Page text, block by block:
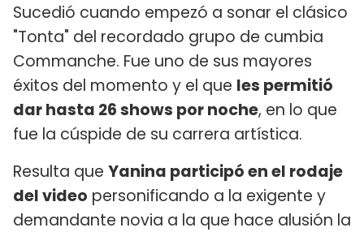
Sucedió cuando empezó a sonar el clásico
"Tonta" del recordado grupo de cumbia
Commanche. Fue uno de sus mayores
éxitos del momento y el que les permitió
dar hasta 26 shows por noche, en lo que
fue la cúspide de su carrera artística.
Resulta que Yanina participó en el rodaje
del video personificando a la exigente y
demandante novia a la que hace alusión la